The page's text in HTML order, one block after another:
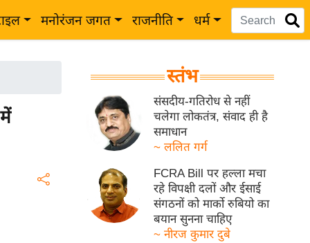
मनोरंजन जगत राजनीति धर्म
स्तंभ
संसदीय-गतिरोध से नहीं
चलेगा लोकतंत्र, संवाद ही है
समाधान
~ ललित गर्ग
FCRA Bill पर हल्ला मचा
रहे विपक्षी दलों और ईसाई
संगठनों को मार्को रुबियो का
बयान सुनना चाहिए
~ नीरज कुमार दुबे